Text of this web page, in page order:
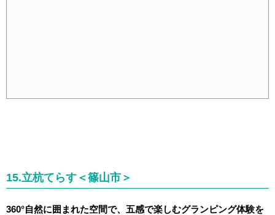
15.立杭てらす＜篠山市＞
360°自然に囲まれた空間で、五感で楽しむグランピング体験を